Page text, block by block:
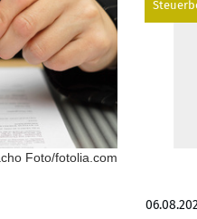
Foto/fotolia.com